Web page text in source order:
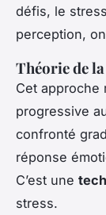
défis, le
perception,
Théorie de
Cet approche
progressive
confronté
réponse
C’est une
stress.